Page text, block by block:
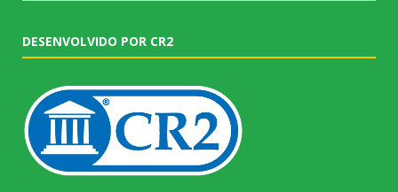
DESENVOLVIDO POR CR2